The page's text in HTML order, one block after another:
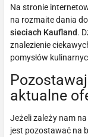
Na stronie
na rozmaite dania
sieciach Kaufland.
znalezienie
pomysłów
aktualne
Jeżeli zależy nam
jest pozostawać na